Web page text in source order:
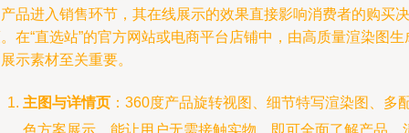
品进入销售环节，其在线展示的效果直接影响消费者的购买决
在“直选站”的官方网站或电商平台店铺中，由高质量渲染图生
示素材至关重要。
主图与详情页 ：360度产品旋转视图、细节特写渲染图、多
色方案展示，能让用户无需接触实物，即可全面了解产品。